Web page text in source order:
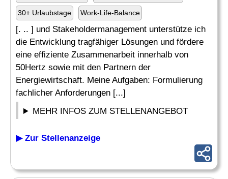
30+ Urlaubstage Work-Life-Balance
[. .. ] und Stakeholdermanagement unterstütze ich
die Entwicklung tragfähiger Lösungen und fördere
eine effiziente Zusammenarbeit innerhalb von
50Hertz sowie mit den Partnern der
Energiewirtschaft. Meine Aufgaben: Formulierung
fachlicher Anforderungen [...]
MEHR INFOS ZUM STELLENANGEBOT
▶ Zur Stellenanzeige